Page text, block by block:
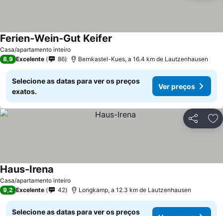
Casa/apartamento inteiro
Ferien-Wein-Gut Keifer
8,9 Excelente 86 Bernkastel-Kues, a 16.4 km de Lautzenhausen
Selecione as datas para ver os preços
exatos.
Ver preços
Partilhar
Casa/apartamento inteiro
Haus-Irena
9,2 Excelente 42 Longkamp, a 12.3 km de Lautzenhausen
Selecione as datas para ver os preços